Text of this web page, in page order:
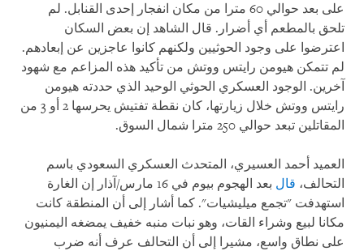
على بعد حوالي 60 مترا من مكان انفجار إحدى القنابل. لم
تلحق بالمطعم أي أضرار. قال الشاهد إن بعض السكان
اعترضوا على وجود الحوثيين ولكنهم كانوا عاجزين عن إبعادهم.
لم تتمكن هيومن رايتس ووتش من تأكيد هذه المزاعم مع شهود
آخرين. الوجود العسكري الحوثي الوحيد الذي حددته هيومن
رايتس ووتش خلال زيارتها، كان نقطة تفتيش يحرسها 2 أو 3 من
المقاتلين تبعد حوالي 250 مترا شمال السوق
.
العميد أحمد العسيري، المتحدث العسكري السعودي باسم
التحالف، قال
بعد الهجوم بيوم في 16 مارس/آذار إن الغارة
استهدفت "تجمع ميليشيات". كما أشار إلى أن المنطقة كانت
مكانا لبيع وشراء القات، وهو نبات منبه خفيف يمضغه اليمنيون
على نطاق واسع، مشيرا إلى أن التحالف عرف أنه ضرب